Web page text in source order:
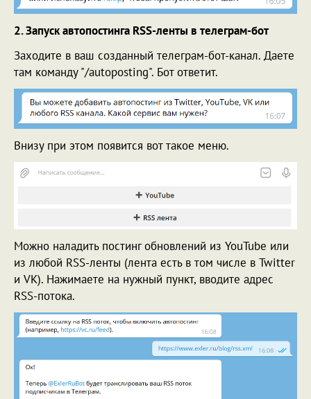
2. Запуск автопостинга RSS-ленты в телеграм-бот
Заходите в ваш созданный телеграм-бот-канал. Даете
там команду "/autoposting". Бот ответит.
Внизу при этом появится вот такое меню.
Можно наладить постинг обновлений из YouTube или
из любой RSS-ленты (лента есть в том числе в Twitter
и VK). Нажимаете на нужный пункт, вводите адрес
RSS-потока.